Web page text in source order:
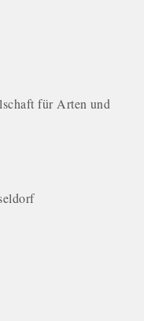
für Arten und